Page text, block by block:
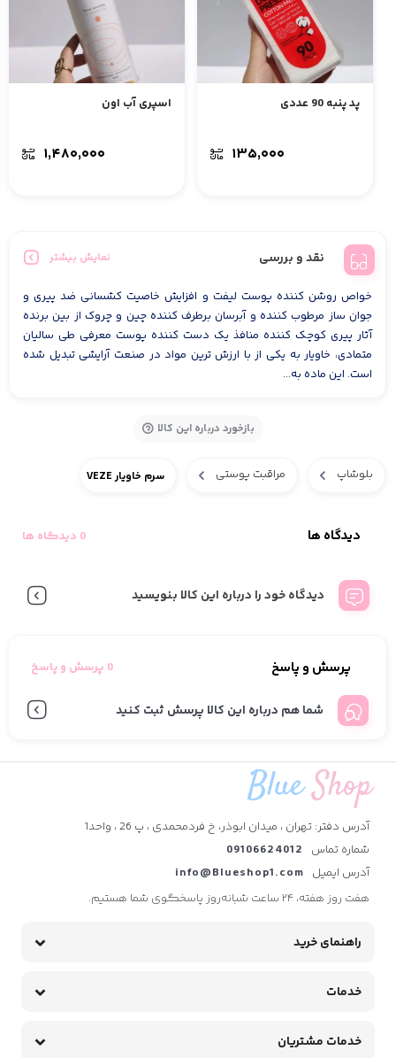
پد پنبه 90 عددی
۱۳۵,۰۰۰
اسپری آب اون
۱,۴۸۰,۰۰۰
نقد و بررسی نمایش بیشتر
خواص روشن کننده پوست لیفت و افزایش خاصیت کشسانی ضد پیری و
جوان ساز مرطوب کننده و آبرسان برطرف کننده چین و چروک از بین برنده
آثار پیری کوچک کننده منافذ یک دست کننده پوست معرفی طی سالیان
متمادی، خاویار به یکی از با ارزش ترین مواد در صنعت آرایشی تبدیل شده
است. این ماده به...
بازخورد درباره این کالا
بلوشاپ مراقبت پوستی سرم خاویار VEZE
دیدگاه ها 0 دیدگاه ها
دیدگاه خود را درباره این کالا بنویسید
پرسش و پاسخ 0 پرسش و پاسخ
شما هم درباره این کالا پرسش ثبت کنید
آدرس دفتر: تهران ، میدان ابوذر، خ فردمحمدی ، پ 26 ، واحد1
شماره تماس 09106624012
آدرس ایمیل info@Blueshop1.com
هفت روز هفته، ۲۴ ساعت شبانه‌روز پاسخگوی شما هستیم.
راهنمای خرید
خدمات
خدمات مشتریان